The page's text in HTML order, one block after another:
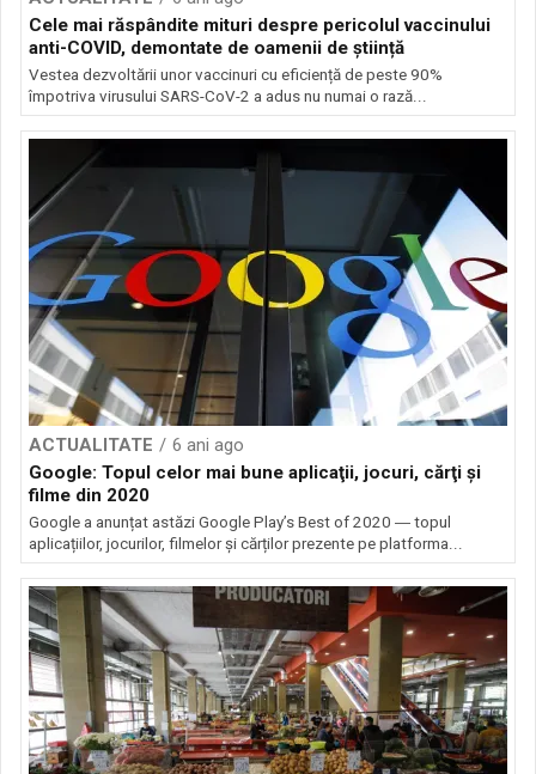
Cele mai răspândite mituri despre pericolul vaccinului
anti-COVID, demontate de oamenii de știință
Vestea dezvoltării unor vaccinuri cu eficiență de peste 90%
împotriva virusului SARS-CoV-2 a adus nu numai o rază...
ACTUALITATE
6 ani ago
Google: Topul celor mai bune aplicaţii, jocuri, cărţi şi
filme din 2020
Google a anunțat astăzi Google Play’s Best of 2020 ― topul
aplicațiilor, jocurilor, filmelor și cărților prezente pe platforma...